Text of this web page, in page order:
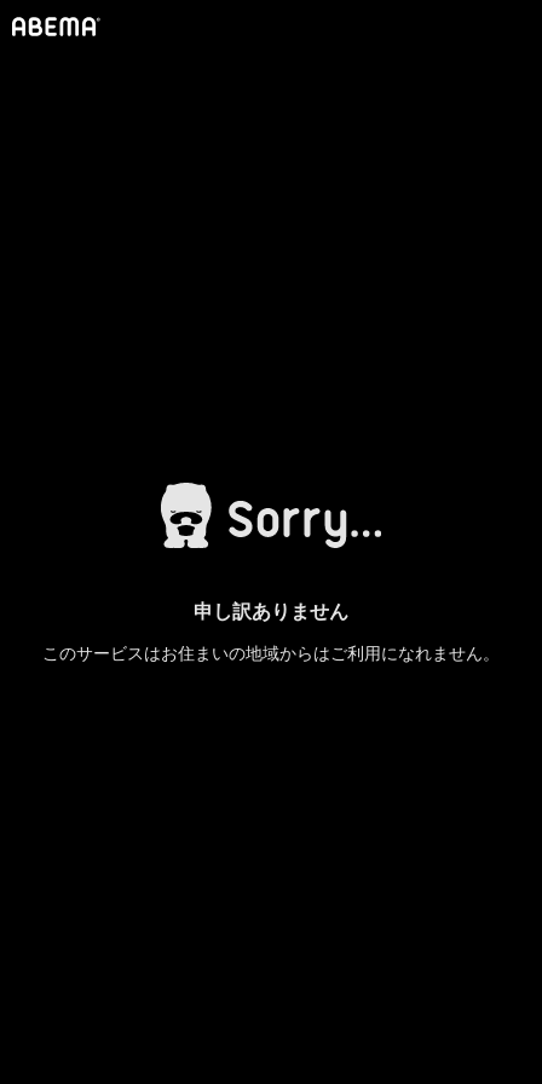
申し訳ありません
このサービスはお住まいの地域からはご利用になれません。